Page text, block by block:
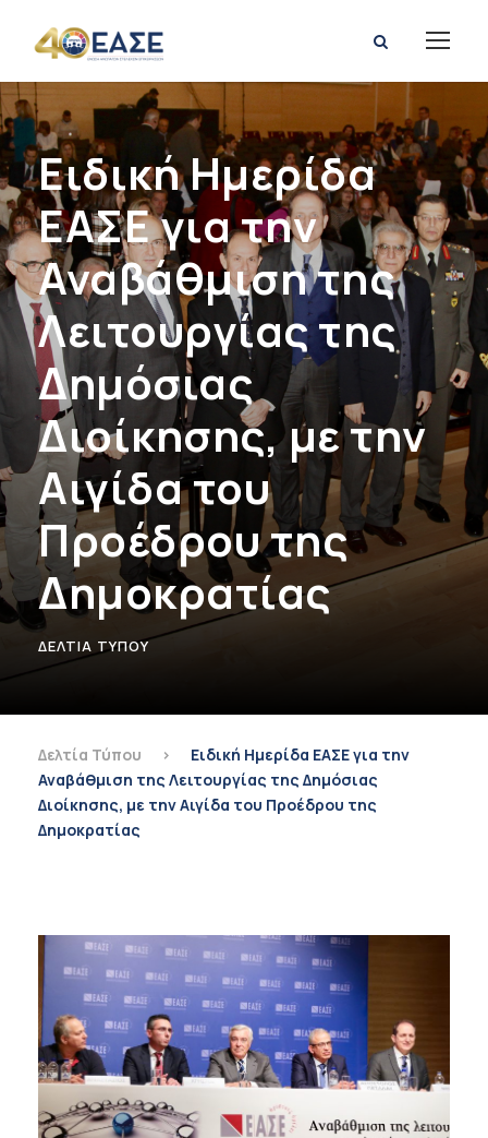
Ειδική Ημερίδα
ΕΑΣΕ για την
Αναβάθμιση της
Λειτουργίας της
Δημόσιας
Διοίκησης, με την
Αιγίδα του
Προέδρου της
Δημοκρατίας
ΔΕΛΤΊΑ ΤΎΠΟΥ
Δελτία Τύπου >
Ειδική Ημερίδα ΕΑΣΕ για την
Αναβάθμιση της Λειτουργίας της Δημόσιας
Διοίκησης, με την Αιγίδα του Προέδρου της
Δημοκρατίας